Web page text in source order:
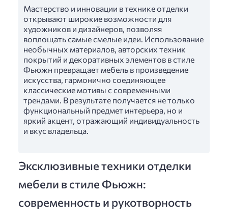
Мастерство и инновации в технике отделки
открывают широкие возможности для
художников и дизайнеров, позволяя
воплощать самые смелые идеи. Использование
необычных материалов, авторских техник
покрытий и декоративных элементов в стиле
Фьюжн превращает мебель в произведение
искусства, гармонично соединяющее
классические мотивы с современными
трендами. В результате получается не только
функциональный предмет интерьера, но и
яркий акцент, отражающий индивидуальность
и вкус владельца.
Эксклюзивные техники отделки
мебели в стиле Фьюжн:
современность и рукотворность